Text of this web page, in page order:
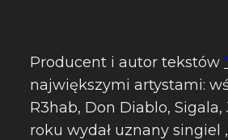
Producent i autor tekstów
największymi artystami:
R3hab, Don Diablo,
roku wydał uznany singiel